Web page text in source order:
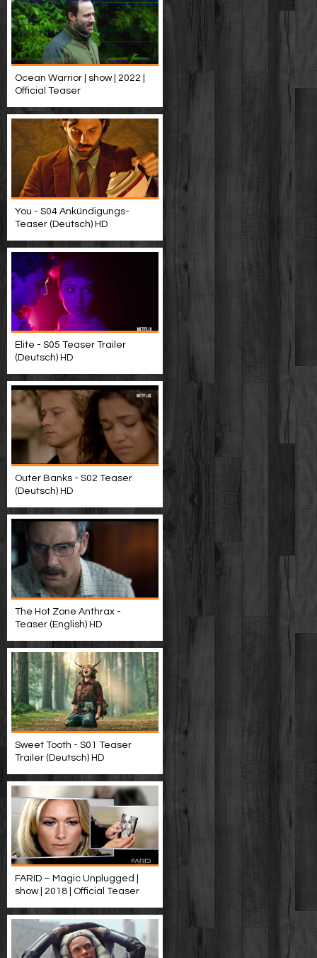
Ocean Warrior | show | 2022 |
Official Teaser
You - S04 Ankündigungs-
Teaser (Deutsch) HD
Elite - S05 Teaser Trailer
(Deutsch) HD
Outer Banks - S02 Teaser
(Deutsch) HD
The Hot Zone Anthrax -
Teaser (English) HD
Sweet Tooth - S01 Teaser
Trailer (Deutsch) HD
FARID – Magic Unplugged |
show | 2018 | Official Teaser